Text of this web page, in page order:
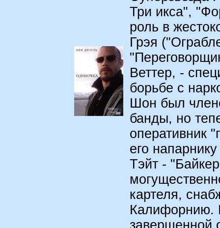
Три икса",
роль в
Грэя
Веттер, -
борьбе с
Шон был
банды, но
оперативник
его
Тэйт -
картеля,
Калифорнию.
завершенной